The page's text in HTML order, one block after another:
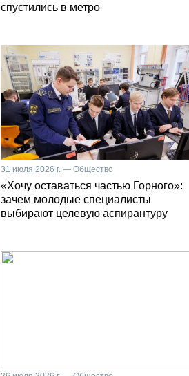
спустились в метро
31 июля 2026 г. — Общество
«Хочу оставаться частью Горного»:
зачем молодые специалисты
выбирают целевую аспирантуру